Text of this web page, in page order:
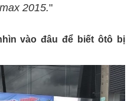
2015."
vào đâu để biết ôtô bị